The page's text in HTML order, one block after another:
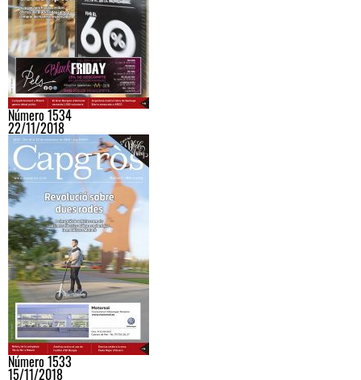
Número 1534
22/11/2018
Número 1533
15/11/2018